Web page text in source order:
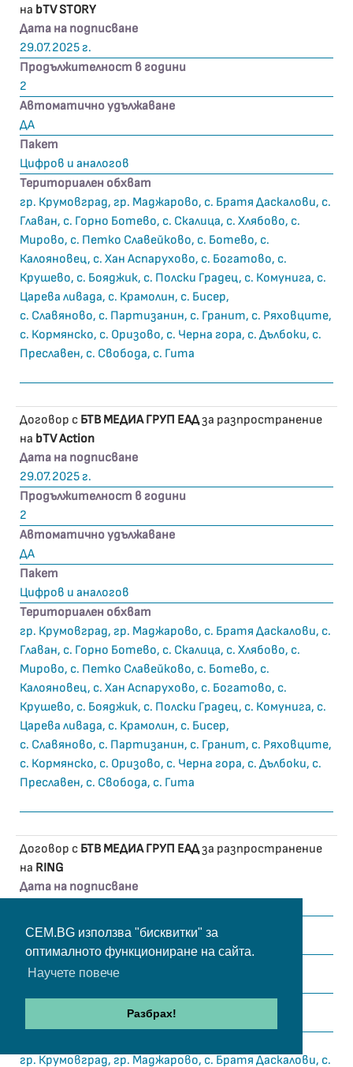
CEM.BG използва "бисквитки" за
оптималното функциониране на сайта.
Научете повече
Разбрах!
на bTV STORY
Дата на подписване
29.07.2025 г.
Продължителност в години
2
Автоматично удължаване
ДА
Пакет
Цифров и аналогов
Териториален обхват
гр. Крумовград, гр. Маджарово, с. Братя Даскалови, с.
Главан, с. Горно Ботево, с. Скалица, с. Хлябово, с.
Мирово, с. Петко Славейково, с. Ботево, с.
Калояновец, с. Хан Аспарухово, с. Богатово, с.
Крушево, с. Бояджик, с. Полски Градец, с. Комунига, с.
Царева ливада, с. Крамолин, с. Бисер,
с. Славяново, с. Партизанин, с. Гранит, с. Ряховците,
с. Кормянско, с. Оризово, с. Черна гора, с. Дълбоки, с.
Преславен, с. Свобода, с. Гита
Договор с БТВ МЕДИА ГРУП ЕАДза разпространение
на bTV Action
Дата на подписване
29.07.2025 г.
Продължителност в години
2
Автоматично удължаване
ДА
Пакет
Цифров и аналогов
Териториален обхват
гр. Крумовград, гр. Маджарово, с. Братя Даскалови, с.
Главан, с. Горно Ботево, с. Скалица, с. Хлябово, с.
Мирово, с. Петко Славейково, с. Ботево, с.
Калояновец, с. Хан Аспарухово, с. Богатово, с.
Крушево, с. Бояджик, с. Полски Градец, с. Комунига, с.
Царева ливада, с. Крамолин, с. Бисер,
с. Славяново, с. Партизанин, с. Гранит, с. Ряховците,
с. Кормянско, с. Оризово, с. Черна гора, с. Дълбоки, с.
Преславен, с. Свобода, с. Гита
Договор с БТВ МЕДИА ГРУП ЕАДза разпространение
на RING
Дата на подписване
Продължителност в години
Автоматично удължаване
Пакет
Цифров и аналогов
гр. Крумовград, гр. Маджарово, с. Братя Даскалови, с.